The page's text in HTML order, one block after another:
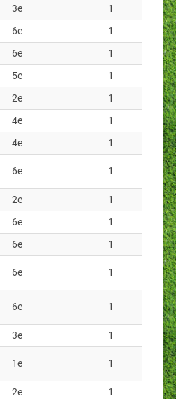
3e
1
6e
1
6e
1
5e
1
2e
1
4e
1
4e 1
6e 1
2e
1
6e
1
6e 1
6e 1
6e 1
3e 1
1e 1
2e
1